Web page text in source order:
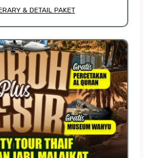
& DETAIL PAKET